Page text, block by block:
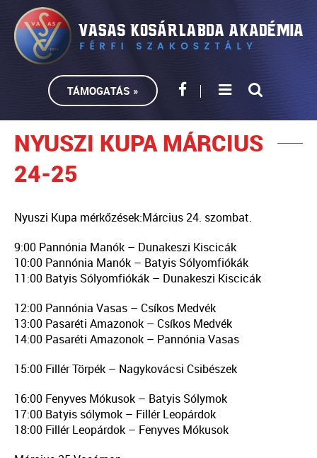
TÁMOGATÁS »
NYUSZI KUPA MÁRCIUS
24-25
Nyuszi Kupa mérkőzések:Március 24. szombat.
9:00 Pannónia Manók – Dunakeszi Kiscicák
10:00 Pannónia Manók – Batyis Sólyomfiókák
11:00 Batyis Sólyomfiókák – Dunakeszi Kiscicák
12:00 Pannónia Vasas – Csíkos Medvék
13:00 Pasaréti Amazonok – Csíkos Medvék
14:00 Pasaréti Amazonok – Pannónia Vasas
15:00 Fillér Törpék – Nagykovácsi Csibészek
16:00 Fenyves Mókusok – Batyis Sólymok
17:00 Batyis sólymok – Fillér Leopárdok
18:00 Fillér Leopárdok – Fenyves Mókusok